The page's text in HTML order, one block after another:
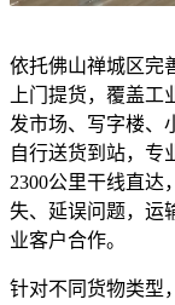
依托佛山禅城区完
上门提货，覆盖
发市场、写字楼、
自行送货到站，专
2300公里干线直达
失、延误问题，运
业客户合作。
针对不同货物类型